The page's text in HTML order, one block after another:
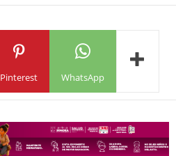
Pinterest WhatsApp